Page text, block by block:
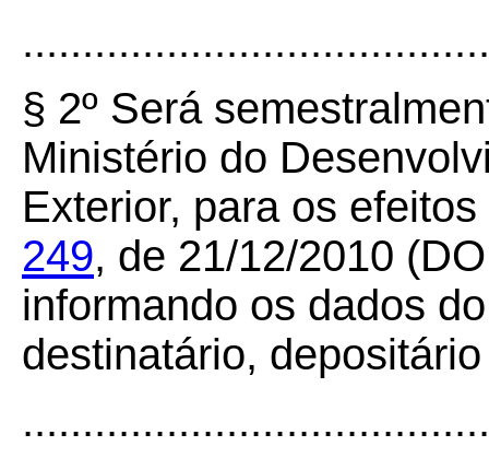
§ 2º Será
Ministério do
Exterior, para os
249, de 21/12/2010
informando os dados
destinatário,